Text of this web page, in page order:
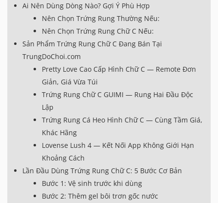
Ai Nên Dùng Dòng Nào? Gợi Ý Phù Hợp
Nên Chọn Trứng Rung Thường Nếu:
Nên Chọn Trứng Rung Chữ C Nếu:
Sản Phẩm Trứng Rung Chữ C Đang Bán Tại
TrungDoChoi.com
Pretty Love Cao Cấp Hình Chữ C — Remote Đơn
Giản, Giá Vừa Túi
Trứng Rung Chữ C GUIMI — Rung Hai Đầu Độc
Lập
Trứng Rung Cá Heo Hình Chữ C — Cùng Tầm Giá,
Khác Hãng
Lovense Lush 4 — Kết Nối App Không Giới Hạn
Khoảng Cách
Lần Đầu Dùng Trứng Rung Chữ C: 5 Bước Cơ Bản
Bước 1: Vệ sinh trước khi dùng
Bước 2: Thêm gel bôi trơn gốc nước